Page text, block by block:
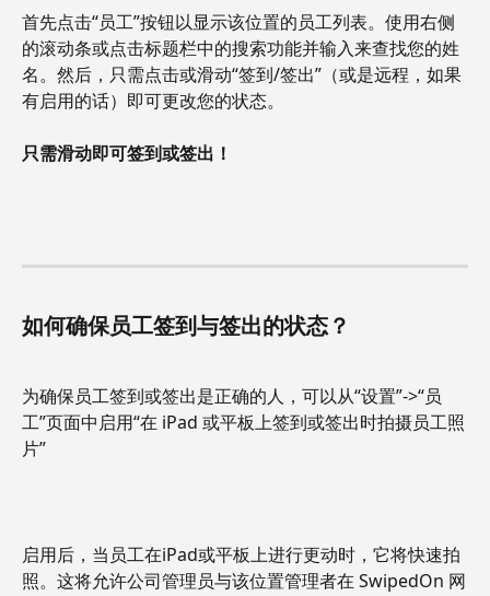
首先点击“员工”按钮以显示该位置的员工列表。使用右侧
的滚动条或点击标题栏中的搜索功能并输入来查找您的姓
名。然后，只需点击或滑动“签到/签出”（或是远程，如果
有启用的话）即可更改您的状态。
只需滑动即可签到或签出！
如何确保员工签到与签出的状态？
为确保员工签到或签出是正确的人，可以从“设置”->“员
工”页面中启用“在 iPad 或平板上签到或签出时拍摄员工照
片”
启用后，当员工在iPad或平板上进行更动时，它将快速拍
照。这将允许公司管理员与该位置管理者在 SwipedOn 网